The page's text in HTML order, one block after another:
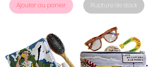
Ajouter au panier Rupture de stock